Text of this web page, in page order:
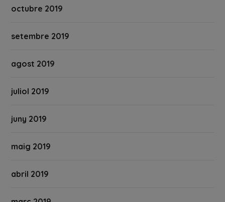
octubre 2019
setembre 2019
agost 2019
juliol 2019
juny 2019
maig 2019
abril 2019